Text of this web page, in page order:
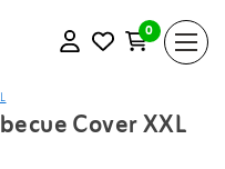
0
Cover XXL